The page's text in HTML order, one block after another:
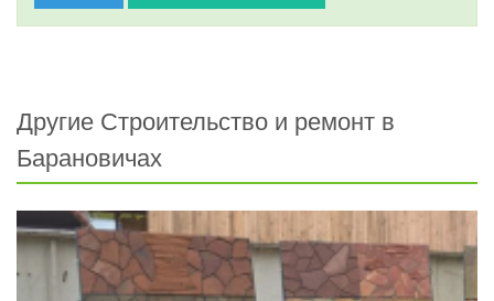
Другие Строительство и ремонт в
Барановичах